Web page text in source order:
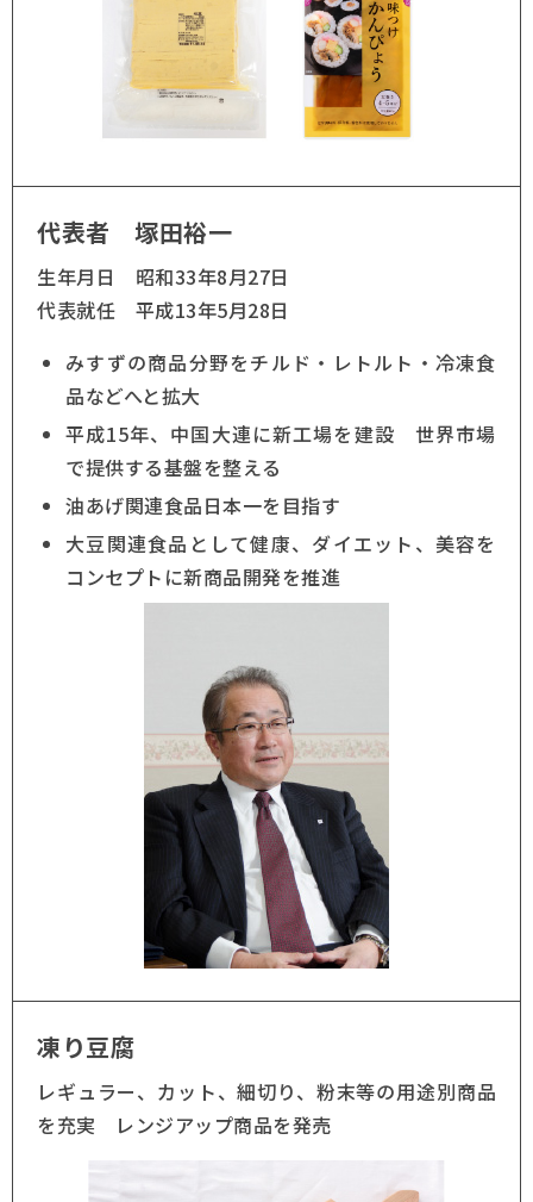
代表者 塚田裕一
生年月日 昭和33年8月27日
代表就任 平成13年5月28日
みすずの商品分野をチルド・レトルト・冷凍食
品などへと拡大
平成15年、中国大連に新工場を建設 世界市場
で提供する基盤を整える
油あげ関連食品日本一を目指す
大豆関連食品として健康、ダイエット、美容を
コンセプトに新商品開発を推進
凍り豆腐
レギュラー、カット、細切り、粉末等の用途別商品
を充実 レンジアップ商品を発売